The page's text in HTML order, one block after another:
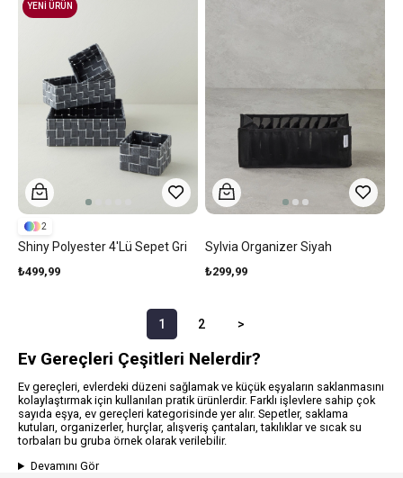
Shiny Polyester 4'lü Sepet Gri
₺499,99
2
YENİ ÜRÜN
Sylvia Organizer Siyah
₺299,99
1 2 >
Ev Gereçleri Çeşitleri Nelerdir?
Ev gereçleri, evlerdeki düzeni sağlamak ve küçük eşyaların saklanmasını
kolaylaştırmak için kullanılan pratik ürünlerdir. Farklı işlevlere sahip çok
sayıda eşya, ev gereçleri kategorisinde yer alır. Sepetler, saklama
kutuları, organizerler, hurçlar, alışveriş çantaları, takılıklar ve sıcak su
torbaları bu gruba örnek olarak verilebilir.
Devamını Gör